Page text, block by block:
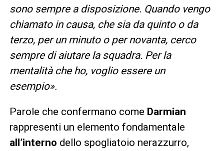
sono sempre a disposizione. Quando vengo
chiamato in causa, che sia da quinto o da
terzo, per un minuto o per novanta, cerco
sempre di aiutare la squadra. Per la
mentalità che ho, voglio essere un
esempio».
Parole che confermano come Darmian
rappresenti un elemento fondamentale
all’interno dello spogliatoio nerazzurro,